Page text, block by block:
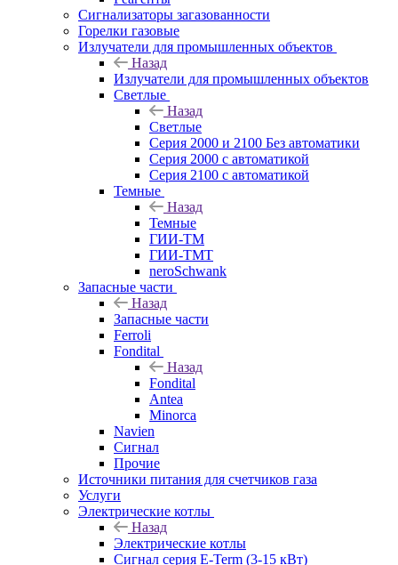
Сигнализаторы загазованности
Горелки газовые
Излучатели для промышленных объектов
Назад
Излучатели для промышленных объектов
Светлые
Назад
Светлые
Серия 2000 и 2100 Без автоматики
Серия 2000 с автоматикой
Серия 2100 с автоматикой
Темные
Назад
Темные
ГИИ-ТМ
ГИИ-ТМТ
neroSchwank
Запасные части
Назад
Запасные части
Ferroli
Fondital
Назад
Fondital
Antea
Minorca
Navien
Сигнал
Прочие
Источники питания для счетчиков газа
Услуги
Электрические котлы
Назад
Электрические котлы
Сигнал серия E-Term (3-15 кВт)